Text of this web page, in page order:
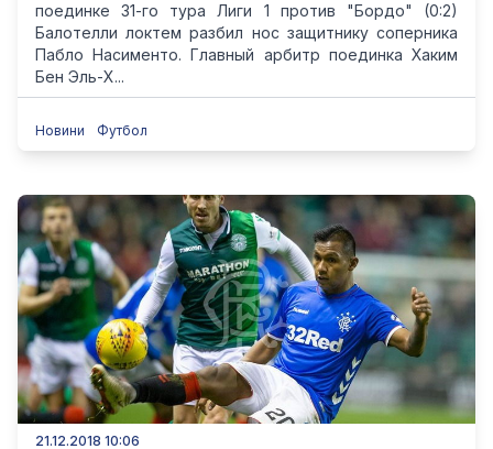
поединке 31-го тура Лиги 1 против "Бордо" (0:2)
Балотелли локтем разбил нос защитнику соперника
Пабло Насименто. Главный арбитр поединка Хаким
Бен Эль-Х...
Новини Футбол
21.12.2018 10:06